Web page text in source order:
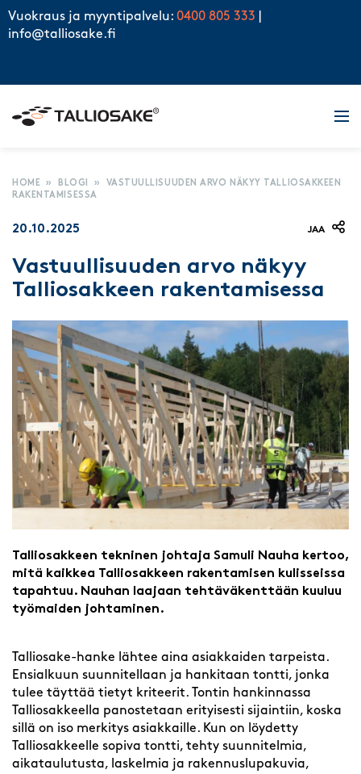
Skip to content
Vuokraus ja myyntipalvelu: 0400 805 333
info@talliosake.fi
HOME » BLOGI »
VASTUULLISUUDEN ARVO NÄKYY TALLIOSAKKEEN
RAKENTAMISESSA
20.10.2025 JAA
Vastuullisuuden arvo näkyy
Talliosakkeen rakentamisessa
Talliosakkeen tekninen johtaja Samuli Nauha kertoo,
mitä kaikkea Talliosakkeen rakentamisen kulisseissa
tapahtuu. Nauhan laajaan tehtäväkenttään kuuluu
työmaiden johtaminen.
Talliosake-hanke lähtee aina asiakkaiden tarpeista.
Ensialkuun suunnitellaan ja hankitaan tontti, jonka
tulee täyttää tietyt kriteerit. Tontin hankinnassa
Talliosakkeella panostetaan erityisesti sijaintiin, koska
sillä on iso merkitys asiakkaille. Kun on löydetty
Talliosakkeelle sopiva tontti, tehty suunnitelmia,
aikataulutusta, laskelmia ja rakennuslupakuvia,